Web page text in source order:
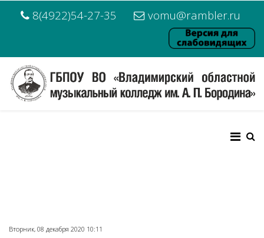
8(4922)54-27-35 vomu@rambler.ru
Вторник, 08 декабря 2020 10:11